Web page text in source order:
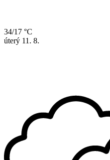
34/17 °C
úterý 11. 8.